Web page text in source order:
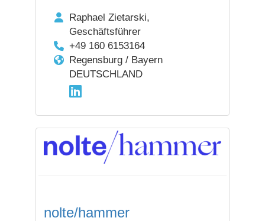
Raphael Zietarski,
Geschäftsführer
+49 160 6153164
Regensburg / Bayern
DEUTSCHLAND
nolte/hammer